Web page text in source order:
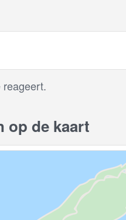
reageert.
op de kaart